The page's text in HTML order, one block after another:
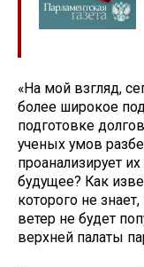
«На мой взгляд,
более широкое
подготовке
ученых умов
проанализирует
будущее? Как
которого не
ветер не будет
верхней палаты